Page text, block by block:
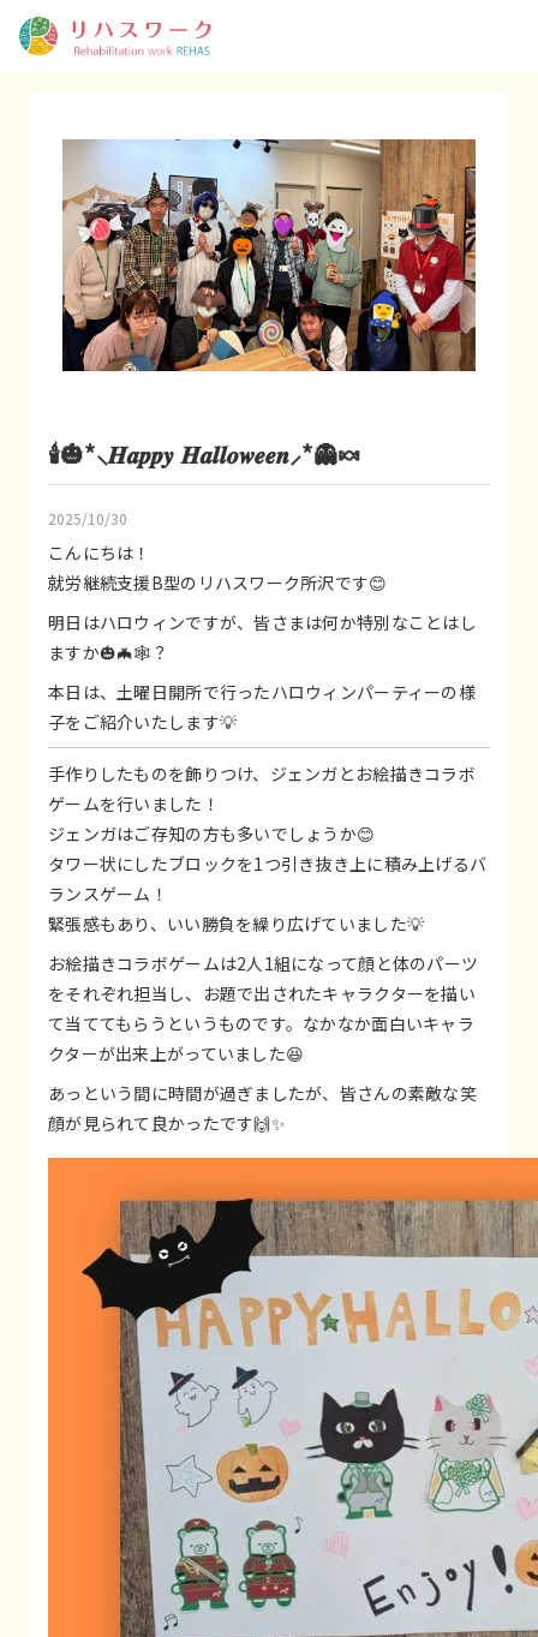
🕯🎃*⸜𝑯𝒂𝒑𝒑𝒚 𝑯𝒂𝒍𝒍𝒐𝒘𝒆𝒆𝒏⸝*👻🍬
2025/10/30
こんにちは！
就労継続支援B型のリハスワーク所沢です😊
明日はハロウィンですが、皆さまは何か特別なことはし
ますか🎃🦇🕸？
本日は、土曜日開所で行ったハロウィンパーティーの様
子をご紹介いたします💡
手作りしたものを飾りつけ、ジェンガとお絵描きコラボ
ゲームを行いました！
ジェンガはご存知の方も多いでしょうか😊
タワー状にしたブロックを1つ引き抜き上に積み上げるバ
ランスゲーム！
緊張感もあり、いい勝負を繰り広げていました💡
お絵描きコラボゲームは2人1組になって顔と体のパーツ
をそれぞれ担当し、お題で出されたキャラクターを描い
て当ててもらうというものです。なかなか面白いキャラ
クターが出来上がっていました😆
あっという間に時間が過ぎましたが、皆さんの素敵な笑
顔が見られて良かったです🙌✨